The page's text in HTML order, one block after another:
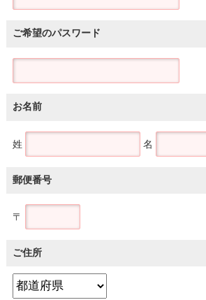
ご希望のパスワード
お名前
姓 名
郵便番号
〒
ご住所